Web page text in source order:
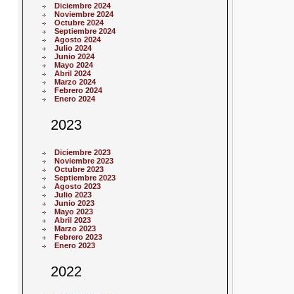
Diciembre 2024
Noviembre 2024
Octubre 2024
Septiembre 2024
Agosto 2024
Julio 2024
Junio 2024
Mayo 2024
Abril 2024
Marzo 2024
Febrero 2024
Enero 2024
2023
Diciembre 2023
Noviembre 2023
Octubre 2023
Septiembre 2023
Agosto 2023
Julio 2023
Junio 2023
Mayo 2023
Abril 2023
Marzo 2023
Febrero 2023
Enero 2023
2022